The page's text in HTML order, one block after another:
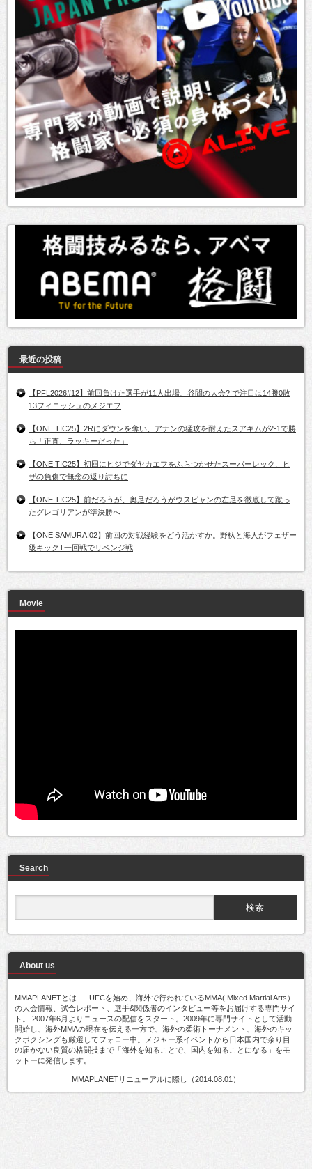
最近の投稿
【PFL2026#12】前回負けた選手が11人出場、谷間の大会?!で注目は14勝0敗
13フィニッシュのメジエフ
【ONE TIC25】2Rにダウンを奪い、アナンの猛攻を耐えたスアキムが2-1で勝
ち「正直、ラッキーだった」
【ONE TIC25】初回にヒジでダヤカエフをふらつかせたスーパーレック、ヒ
ザの負傷で無念の返り討ちに
【ONE TIC25】前だろうが、奥足だろうがウスビャンの左足を徹底して蹴っ
たグレゴリアンが準決勝へ
【ONE SAMURAI02】前回の対戦経験をどう活かすか。野杁と海人がフェザー
級キックT一回戦でリベンジ戦
Movie
Search
About us
MMAPLANETとは..... UFCを始め、海外で行われているMMA( Mixed Martial Arts）
の大会情報、試合レポート、選手&関係者のインタビュー等をお届けする専門サイ
ト。 2007年6月よりニュースの配信をスタート。2009年に専門サイトとして活動
開始し、海外MMAの現在を伝える一方で、海外の柔術トーナメント、海外のキッ
クボクシングも厳選してフォロー中。メジャー系イベントから日本国内で余り目
の届かない良質の格闘技まで「海外を知ることで、国内を知ることになる」をモ
ットーに発信します。
MMAPLANETリニューアルに際し（2014.08.01）